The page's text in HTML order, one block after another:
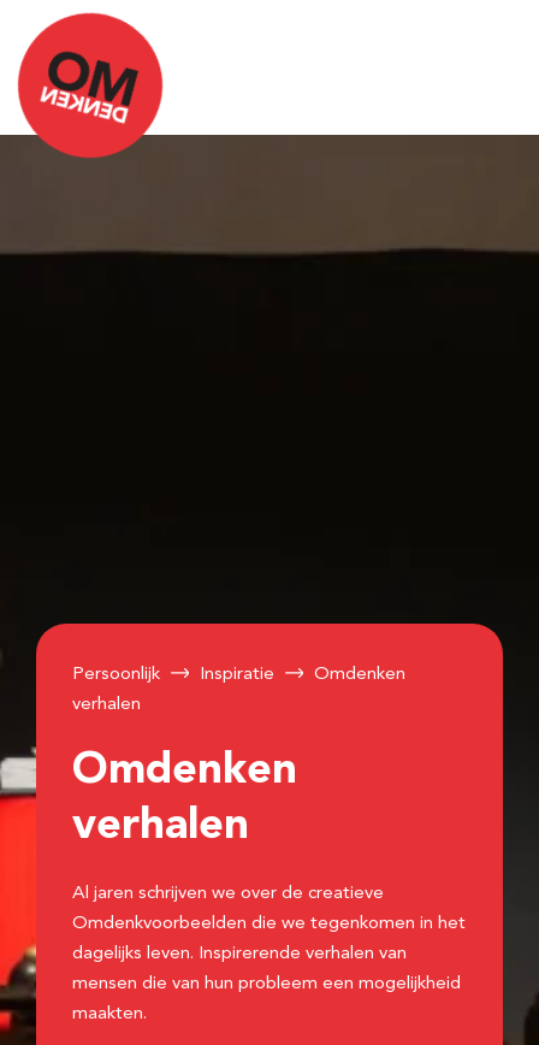
Persoonlijk Inspiratie
Omdenken
verhalen
Omdenken
verhalen
Al jaren schrijven we over de creatieve
Omdenkvoorbeelden die we tegenkomen in het
dagelijks leven. Inspirerende verhalen van
mensen die van hun probleem een mogelijkheid
maakten.